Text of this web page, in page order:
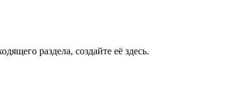
раздела, создайте её здесь.